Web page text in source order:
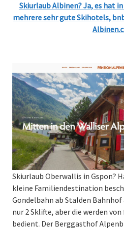
Skiurlaub Albinen? Ja, es hat
mehrere sehr gute Skihotels,
Skiurlaub Oberwallis in Gspon?
kleine Familiendestination
Gondelbahn ab Stalden Bahnhof
nur 2 Sklifte, aber die werden
bedient. Der Berggasthof